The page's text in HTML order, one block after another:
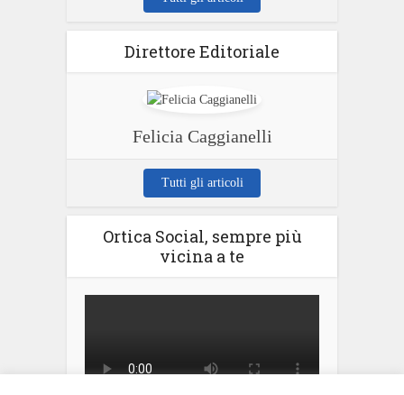
Direttore Editoriale
Felicia Caggianelli
Tutti gli articoli
Ortica Social, sempre più
vicina a te